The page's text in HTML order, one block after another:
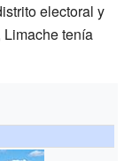
electoral y
tenía